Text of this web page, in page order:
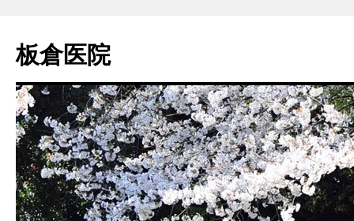
テ
ン
へ
ス
キ
ッ
プ
板倉医院